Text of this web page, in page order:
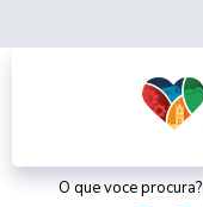
O que voce procura?